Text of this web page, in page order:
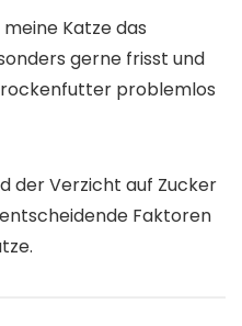
Katze das
gerne frisst und
problemlos
der Verzicht auf Zucker
Faktoren